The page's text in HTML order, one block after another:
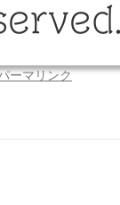
ーマリンク